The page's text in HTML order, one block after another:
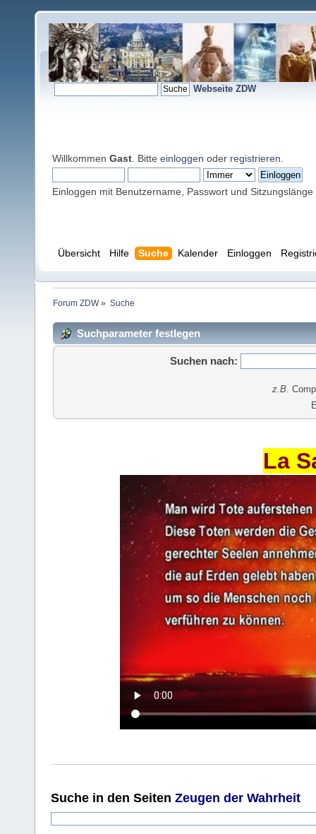
Webseite ZDW
Willkommen Gast . Bitte einloggen oder registrieren
Einloggen mit Benutzername, Passwort und Sitzungslänge
Übersicht Hilfe Suche Kalender Einloggen
Forum ZDW» Suche
Suchparameter festlegen
Suchen nach:
z.B.
La
Suche in den Seiten Zeugen der Wahrheit